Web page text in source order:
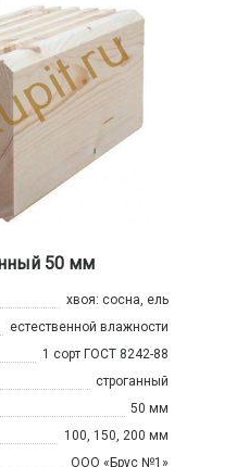
50 мм
хвоя: сосна, ель
естественной влажности
1 сорт ГОСТ 8242-88
строганный
50 мм
100, 150, 200 мм
ООО «Брус №1»